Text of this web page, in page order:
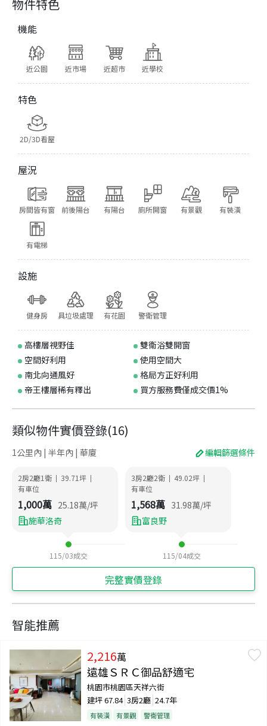
物件特色
機能
近公園 近市場 近超市 近學校
特色
2D/3D看屋
屋況
房間皆有窗 前後陽台 有陽台 廁所開窗 有景觀 有裝潢
有電梯
設施
健身房 具垃圾處理 有花園 警衛管理
高樓層視野佳
雙衛浴雙開窗
空間好利用
使用空間大
南北向通風好
格局方正好利用
帝王樓層稀有釋出
買方服務費僅成交價1%
類似物件實價登錄(16)
1公里內 | 半年內 | 華廈 編輯篩選條件
2房2廳1衛 | 39.71坪 |
有車位
1,000萬 25.18萬/坪
施華洛奇
115/03成交
3房2廳2衛 | 49.02坪 |
有車位
1,568萬 31.98萬/坪
富良野
115/04成交
完整實價登錄
智能推薦
2,216萬
遠雄ＳＲＣ御品舒適宅
桃園市桃園區天祥六街
建坪67.84 3房2廳 24.7年
有裝潢 有景觀 警衛管理